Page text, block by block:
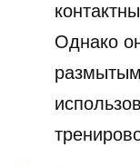
Однако